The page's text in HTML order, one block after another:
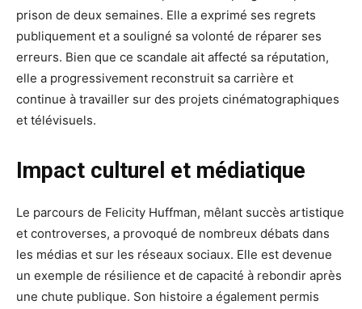
prison de deux semaines. Elle a exprimé ses regrets
publiquement et a souligné sa volonté de réparer ses
erreurs. Bien que ce scandale ait affecté sa réputation,
elle a progressivement reconstruit sa carrière et
continue à travailler sur des projets cinématographiques
et télévisuels.
Impact culturel et médiatique
Le parcours de Felicity Huffman, mêlant succès artistique
et controverses, a provoqué de nombreux débats dans
les médias et sur les réseaux sociaux. Elle est devenue
un exemple de résilience et de capacité à rebondir après
une chute publique. Son histoire a également permis